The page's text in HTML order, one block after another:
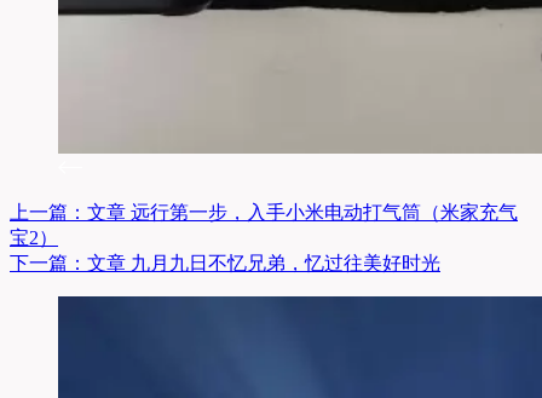
上一篇： 文章 远行第一步，入手小米电动打气筒（米家充气
宝2）
下一篇： 文章 九月九日不忆兄弟，忆过往美好时光